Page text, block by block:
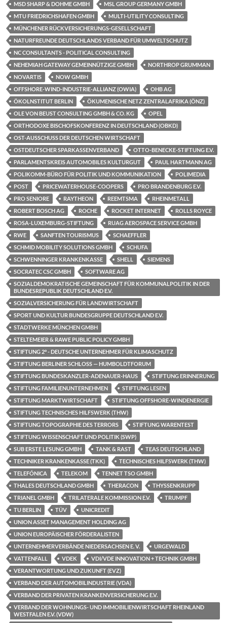
MSD SHARP & DOHME GMBH
MSL GROUP GERMANY GMBH
MTU FRIEDRICHSHAFEN GMBH
MULTI-UTILITY CONSULTING
MÜNCHENER RÜCKVERSICHERUNGS-GESELLSCHAFT
NATURFREUNDE DEUTSCHLANDS VERBAND FÜR UMWELTSCHUTZ
NC CONSULTANTS - POLITICAL CONSULTING
NEHEMIAH GATEWAY GEMEINNÜTZIGE GMBH
NORTHROP GRUMMAN
NOVARTIS
NOW GMBH
OFFSHORE-WIND-INDUSTRIE-ALLIANZ (OWIA)
OHB AG
ÖKOLNSTITUT BERLIN
ÖKUMENISCHE NETZ ZENTRALAFRIKA (ÖNZ)
OLE VON BEUST CONSULTING GMBH & CO. KG
OPEL
ORTHODOXE BISCHOFSKONFERENZ IN DEUTSCHLAND (OBKD)
OST-AUSSCHUSS DER DEUTSCHEN WIRTSCHAFT
OSTDEUTSCHER SPARKASSENVERBAND
OTTO-BENECKE-STIFTUNG E.V.
PARLAMENTSKREIS AUTOMOBILES KULTURGUT
PAUL HARTMANN AG
POLIKOMM-BÜRO FÜR POLITIK UND KOMMUNIKATION
POLIMEDIA
POST
PRICEWATERHOUSE-COOPERS
PRO BRANDENBURG E.V.
PRO SENIORE
RAYTHEON REEMTSMA
RHEINMETALL
ROBERT BOSCH AG
ROCHE ROCKET INTERNET
ROLLS ROYCE
ROSA-LUXEMBURG-STIFTUNG
RUAG AEROSPACE SERVICE GMBH
RWE
SANFTEN TOURISMUS
SCHAEFFLER
SCHMID MOBILITY SOLUTIONS GMBH
SCHUFA
SCHWENNINGER KRANKENKASSE
SHELL
SIEMENS
SOCRATEC CSC GMBH
SOFTWARE AG
SOZIALDEMOKRATISCHE GEMEINSCHAFT FÜR KOMMUNALPOLITIK IN DER
BUNDESREPUBLIK DEUTSCHLAND E.V.
SOZIALVERSICHERUNG FÜR LANDWIRTSCHAFT
SPORT UND KULTUR BUNDESGRUPPE DEUTSCHLAND E.V.
STADTWERKE MÜNCHEN GMBH
STELTEMEIER & RAWE PUBLIC POLICY GMBH
STIFTUNG 2° - DEUTSCHE UNTERNEHMER FÜR KLIMASCHUTZ
STIFTUNG BERLINER SCHLOSS — HUMBOLDTFORUM
STIFTUNG BUNDESKANZLER-ADENAUER-HAUS
STIFTUNG ERINNERUNG
STIFTUNG FAMILIENUNTERNEHMEN
STIFTUNG LESEN
STIFTUNG MARKTWIRTSCHAFT
STIFTUNG OFFSHORE-WINDENERGIE
STIFTUNG TECHNISCHES HILFSWERK (THW)
STIFTUNG TOPOGRAPHIE DES TERRORS
STIFTUNG WARENTEST
STIFTUNG WISSENSCHAFT UND POLITIK (SWP)
SUB ERSTE LESUNG GMBH
TANK & RAST
TEAS DEUTSCHLAND
TECHNIKER KRANKENKASSE (TKK)
TECHNISCHES HILFSWERK (THW)
TELEFÓNICA
TELEKOM
TENNET TSO GMBH
THALES DEUTSCHLAND GMBH
THERACON
THYSSENKRUPP
TRIANEL GMBH
TRILATERALE KOMMISSION E.V.
TRUMPF
TU BERLIN
TÜV
UNICREDIT
UNION ASSET MANAGEMENT HOLDING AG
UNION EUROPÄISCHER FÖRDERALISTEN
UNTERNEHMERVERBÄNDE NIEDERSACHSEN E. V.
URGEWALD
VATTENFALL
VDEK
VDI/VDE INNOVATION + TECHNIK GMBH
VERANTWORTUNG UND ZUKUNFT (EVZ)
VERBAND DER AUTOMOBILINDUSTRIE (VDA)
VERBAND DER PRIVATEN KRANKENVERSICHERUNG E.V.
VERBAND DER WOHNUNGS- UND IMMOBILIENWIRTSCHAFT RHEINLAND
WESTFALEN E.V. (VDW)